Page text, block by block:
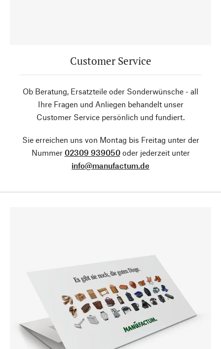
Customer Service
Ob Beratung, Ersatzteile oder Sonderwünsche - all
Ihre Fragen und Anliegen behandelt unser
Customer Service persönlich und fundiert.
Sie erreichen uns von Montag bis Freitag unter der
Nummer 02309 939050oder jederzeit unter
info@manufactum.de